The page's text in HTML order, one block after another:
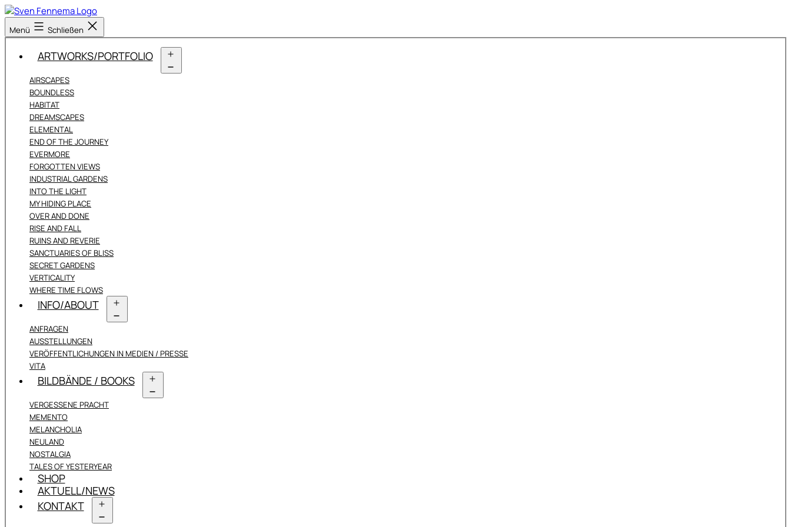
Zum
Inhalt
springen
Sven
Fennema
Menü Schließen
ARTWORKS/PORTFOLIO
AIRSCAPES
BOUNDLESS
HABITAT
DREAMSCAPES
ELEMENTAL
END OF THE JOURNEY
EVERMORE
FORGOTTEN VIEWS
INDUSTRIAL GARDENS
INTO THE LIGHT
MY HIDING PLACE
OVER AND DONE
RISE AND FALL
RUINS AND REVERIE
SANCTUARIES OF BLISS
SECRET GARDENS
VERTICALITY
WHERE TIME FLOWS
INFO/ABOUT
ANFRAGEN
AUSSTELLUNGEN
VERÖFFENTLICHUNGEN IN MEDIEN / PRESSE
VITA
BILDBÄNDE / BOOKS
VERGESSENE PRACHT
MEMENTO
MELANCHOLIA
NEULAND
NOSTALGIA
TALES OF YESTERYEAR
SHOP
AKTUELL/NEWS
KONTAKT